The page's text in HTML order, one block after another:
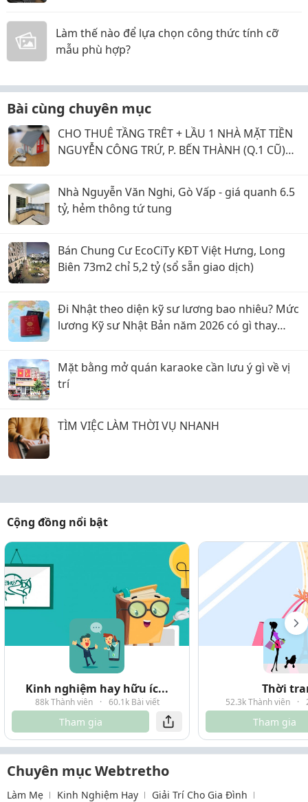
Làm thế nào để lựa chọn công thức tính cỡ
mẫu phù hợp?
Bài cùng chuyên mục
CHO THUÊ TẦNG TRÊT + LẦU 1 NHÀ MẶT TIỀN
NGUYỄN CÔNG TRỨ, P. BẾN THÀNH (Q.1 CŨ)
Nhà Nguyễn Văn Nghi, Gò Vấp - giá quanh 6.5
tỷ, hẻm thông tứ tung
Bán Chung Cư EcoCiTy KĐT Việt Hưng, Long
Biên 73m2 chỉ 5,2 tỷ (sổ sẵn giao dịch)
Đi Nhật theo diện kỹ sư lương bao nhiêu? Mức
lương Kỹ sư Nhật Bản năm 2026 có gì thay
Mặt bằng mở quán karaoke cần lưu ý gì về vị
trí
TÌM VIỆC LÀM THỜI VỤ NHANH
Cộng đồng nổi bật
Kinh nghiệm hay hữu íc...
88k Thành viên · 60.1k Bài viết
Tham gia
Thời
52.3k Thành viên ·
Tham gia
Chuyên mục Webtretho
Làm Mẹ Kinh Nghiệm Hay Giải Trí Cho Gia Đình